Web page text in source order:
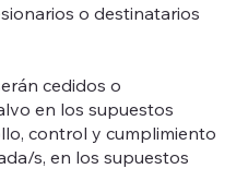
o destinatarios
cedidos o
en los supuestos
control y cumplimiento
s, en los supuestos